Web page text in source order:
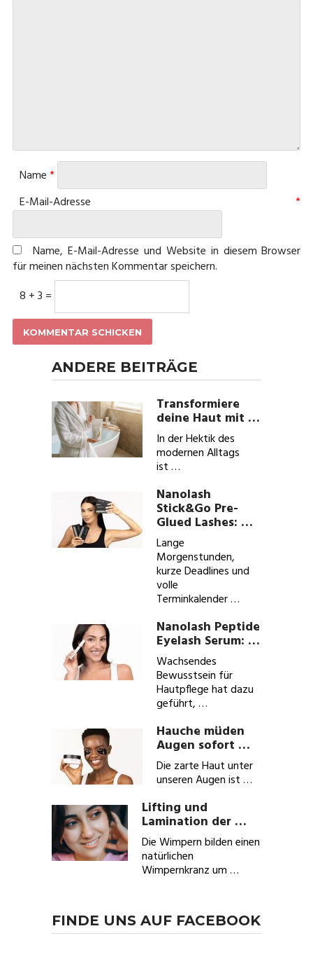
Name*
E-Mail-Adresse*
Name, E-Mail-Adresse und Website in diesem Browser
für meinen nächsten Kommentar speichern.
8 + 3 =
ANDERE BEITRÄGE
Transformiere
deine Haut mit …
In der Hektik des
modernen Alltags
ist …
Nanolash
Stick&Go Pre-
Glued Lashes: …
Lange
Morgenstunden,
kurze Deadlines und
volle
Terminkalender …
Nanolash Peptide
Eyelash Serum: …
Wachsendes
Bewusstsein für
Hautpflege hat dazu
geführt, …
Hauche müden
Augen sofort …
Die zarte Haut unter
unseren Augen ist …
Lifting und
Lamination der …
Die Wimpern bilden einen
natürlichen
Wimpernkranz um …
FINDE UNS AUF FACEBOOK